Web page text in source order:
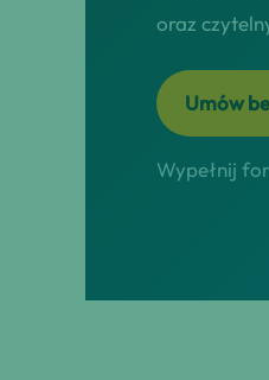
oraz
Umów
Wypełnij